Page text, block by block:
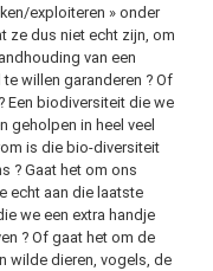
exploiteren » onder
ze dus niet echt zijn, om
van een
willen garanderen ? Of
Een biodiversiteit die we
geholpen in heel veel
is die bio-diversiteit
? Gaat het om ons
echt aan die laatste
we een extra handje
? Of gaat het om de
wilde dieren, vogels, de